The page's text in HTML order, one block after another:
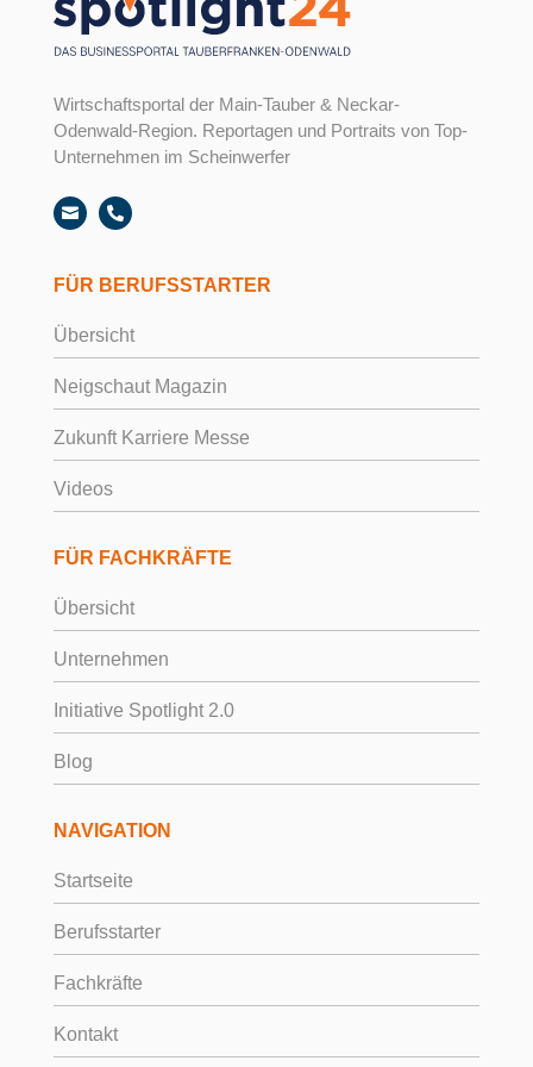
Wirtschaftsportal der Main-Tauber & Neckar-
Odenwald-Region. Reportagen und Portraits von Top-
Unternehmen im Scheinwerfer
 
FÜR BERUFSSTARTER
Übersicht
Neigschaut Magazin
Zukunft Karriere Messe
Videos
FÜR FACHKRÄFTE
Übersicht
Unternehmen
Initiative Spotlight 2.0
Blog
NAVIGATION
Startseite
Berufsstarter
Fachkräfte
Kontakt